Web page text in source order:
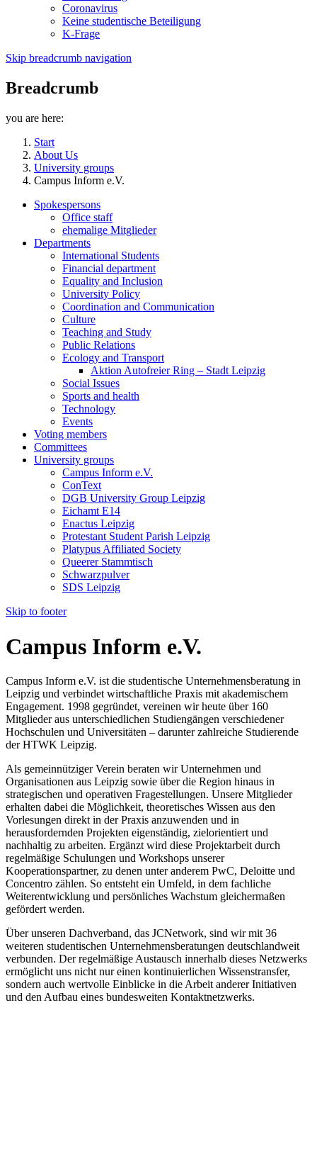
Coronavirus
Keine studentische Beteiligung
K-Frage
Skip breadcrumb navigation
Breadcrumb
you are here:
Start
About Us
University groups
Campus Inform e.V.
Spokespersons
Office staff
ehemalige Mitglieder
Departments
International Students
Financial department
Equality and Inclusion
University Policy
Coordination and Communication
Culture
Teaching and Study
Public Relations
Ecology and Transport
Aktion Autofreier Ring – Stadt Leipzig
Social Issues
Sports and health
Technology
Events
Voting members
Committees
University groups
Campus Inform e.V.
ConText
DGB University Group Leipzig
Eichamt E14
Enactus Leipzig
Protestant Student Parish Leipzig
Platypus Affiliated Society
Queerer Stammtisch
Schwarzpulver
SDS Leipzig
Skip to footer
Campus Inform e.V.
Campus Inform e.V. ist die studentische Unternehmensberatung in
Leipzig und verbindet wirtschaftliche Praxis mit akademischem
Engagement. 1998 gegründet, vereinen wir heute über 160
Mitglieder aus unterschiedlichen Studiengängen verschiedener
Hochschulen und Universitäten – darunter zahlreiche Studierende
der HTWK Leipzig.
Als gemeinnütziger Verein beraten wir Unternehmen und
Organisationen aus Leipzig sowie über die Region hinaus in
strategischen und operativen Fragestellungen. Unsere Mitglieder
erhalten dabei die Möglichkeit, theoretisches Wissen aus den
Vorlesungen direkt in der Praxis anzuwenden und in
herausfordernden Projekten eigenständig, zielorientiert und
nachhaltig zu arbeiten. Ergänzt wird diese Projektarbeit durch
regelmäßige Schulungen und Workshops unserer
Kooperationspartner, zu denen unter anderem PwC, Deloitte und
Concentro zählen. So entsteht ein Umfeld, in dem fachliche
Weiterentwicklung und persönliches Wachstum gleichermaßen
gefördert werden.
Über unseren Dachverband, das JCNetwork, sind wir mit 36
weiteren studentischen Unternehmensberatungen deutschlandweit
verbunden. Der regelmäßige Austausch innerhalb dieses Netzwerks
ermöglicht uns nicht nur einen kontinuierlichen Wissenstransfer,
sondern auch wertvolle Einblicke in die Arbeit anderer Initiativen
und den Aufbau eines bundesweiten Kontaktnetzwerks.